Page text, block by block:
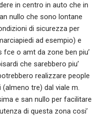
in centro in auto che in
nullo che sono lontane
di sicurezza per
ad esempio) e
o amt da zone ben piu’
che sarebbero piu’
realizzare people
tre) dal viale m.
e san nullo per facilitare
di questa zona cosi’